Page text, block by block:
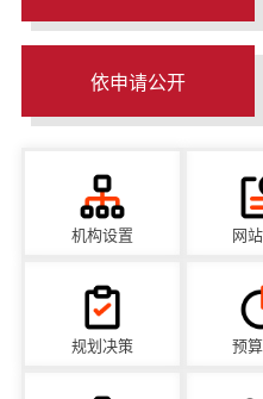
依申请公开
机构设置 网
规划决策 预